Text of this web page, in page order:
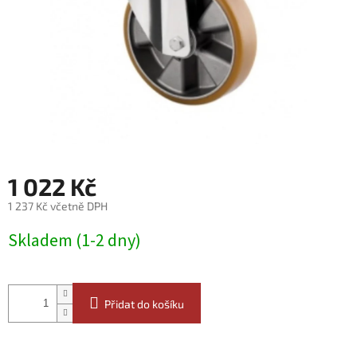
1 022 Kč
1 237 Kč včetně DPH
cena:
Skladem (1-2 dny)
Přidat do košíku